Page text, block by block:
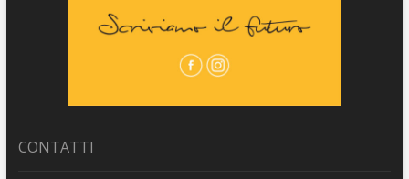
CONTATTI